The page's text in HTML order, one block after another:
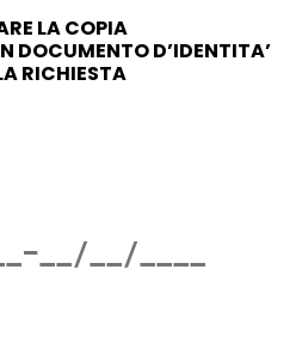
LA COPIA
DOCUMENTO D’IDENTITA’
RICHIESTA